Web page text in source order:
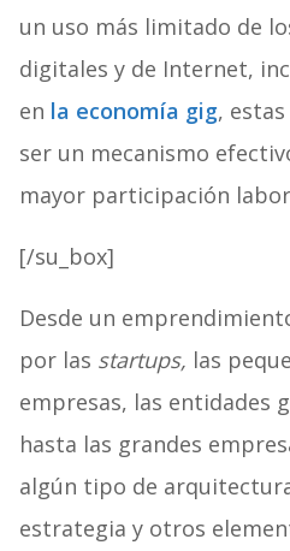
un uso más limitado de
digitales y de Internet,
en la economía gig,
ser un mecanismo
mayor participación
[/su_box]
Desde un
por las startups, las
empresas, las entidades
hasta las grandes
algún tipo de
estrategia y otros